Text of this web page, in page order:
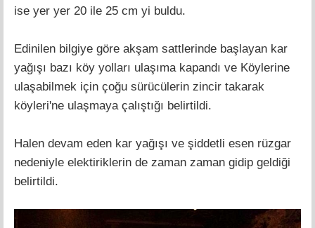
ise yer yer 20 ile 25 cm yi buldu.
Edinilen bilgiye göre akşam sattlerinde başlayan kar
yağışı bazı köy yolları ulaşıma kapandı ve Köylerine
ulaşabilmek için çoğu sürücülerin zincir takarak
köyleri'ne ulaşmaya çalıştığı belirtildi.
Halen devam eden kar yağışı ve şiddetli esen rüzgar
nedeniyle elektiriklerin de zaman zaman gidip geldiği
belirtildi.